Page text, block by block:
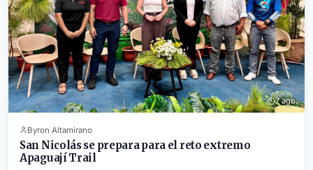
7 ago.
Byron Altamirano
San Nicolás se prepara para el reto extremo
Apaguají Trail